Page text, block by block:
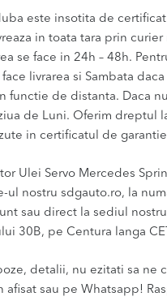
este insotita de
in toata tara prin curier
se face in 24h – 48h.
livrarea si Sambata
functie de distanta. Daca
de Luni. Oferim dreptul
in certificatul de
Ulei Servo Mercedes
ul nostru sdgauto.ro, la
sau direct la sediul
30B, pe Centura langa
detalii, nu ezitati sa ne
afisat sau pe Whatsapp!